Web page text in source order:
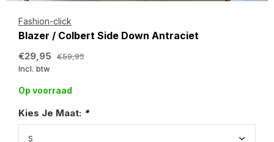
Fashion-click
Blazer / Colbert Side Down Antraciet
€29,95 €59,95
Incl. btw
Op voorraad
Kies Je Maat: *